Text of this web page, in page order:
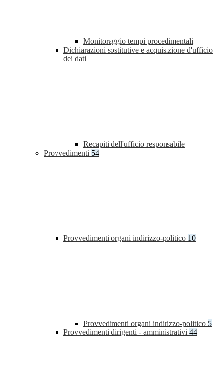
Monitoraggio tempi procedimentali
Dichiarazioni sostitutive e acquisizione d'ufficio
dei dati
Recapiti dell'ufficio responsabile
Provvedimenti 54
Provvedimenti organi indirizzo-politico 10
Provvedimenti organi indirizzo-politico 5
Provvedimenti dirigenti - amministrativi 44